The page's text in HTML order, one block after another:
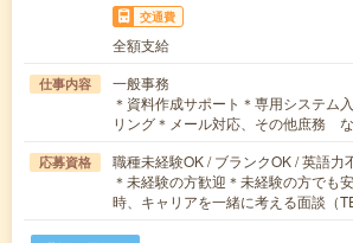
交通費
全額支給
仕事内容
一般事務
＊資料作成サポート＊専用システム
リング＊メール対応、その他庶務
応募資格
職種未経験OK / ブランクOK / 英語力
＊未経験の方歓迎＊未経験の方でも
時、キャリアを一緒に考える面談（